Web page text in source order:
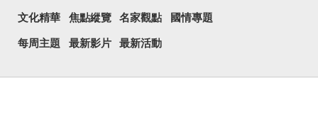
文化精華 焦點縱覽 名家觀點 國情專題
每周主題 最新影片 最新活動